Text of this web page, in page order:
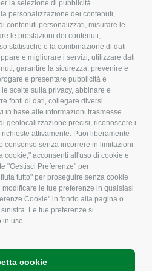
la selezione di pubblicità
personalizzazione dei contenuti,
contenuti personalizzati, misurare le
le prestazioni dei contenuti,
statistiche o la combinazione di dati
e migliorare i servizi, utilizzare dati
garantire la sicurezza, prevenire e
e presentare pubblicità e
scelte sulla privacy, abbinare e
fonti di dati, collegare diversi
in base alle informazioni trasmesse
geolocalizzazione precisi, riconoscere i
attivamente. Puoi liberamente
consenso senza incorrere in limitazioni
cookie," acconsenti all'uso di cookie e
"Gestisci Preferenze" per
tutto" per proseguire senza cookie
le tue preferenze in qualsiasi
Cookie" in fondo alla pagina o
Le tue preferenze si
in uso.
cookie
Lavoro
Ambiente
Associazione
CONFAGRICOLTURA
ATTIVA
Notizie in evidenza
Eventi
Comunicati Stampa
Video
Iscrizione Newsletter
Newsletter